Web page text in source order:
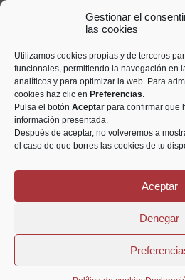
Gestionar el
las cookies
Utilizamos cookies propias y de terceros
funcionales, permitiendo la navegación en
analíticos y para optimizar la web. Para
cookies haz clic en Preferencias.
Pulsa el botón Aceptar para confirmar que
información presentada.
Después de aceptar, no volveremos a
el caso de que borres las cookies de tu
Aceptar
Denegar
Aviso legal
Privacidad
Cookies